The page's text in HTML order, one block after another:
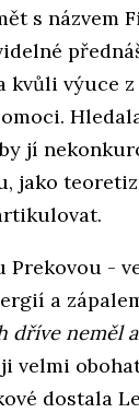
s názvem
kvůli výuce z
jí
jako
Prekovou -
a
dříve neměl
velmi
dostala